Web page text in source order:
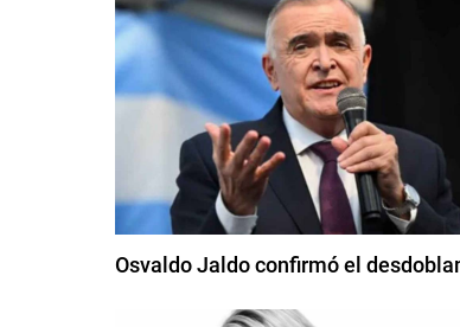
Osvaldo Jaldo confirmó el